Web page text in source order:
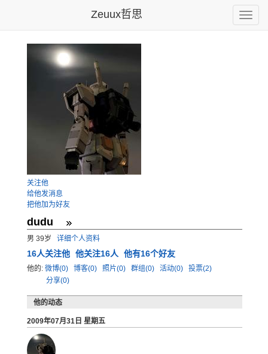
Toggle
Zeuux哲思
关注他
给他发消息
把他加为好友
dudu
男 39岁 详细个人资料
16人关注他 他关注16人 他有16个好友
他的: 微博(0) 博客(0) 照片(0) 群组(0) 活动(0)
投票(2)
分享(0)
他的动态
2009年07月31日 星期五